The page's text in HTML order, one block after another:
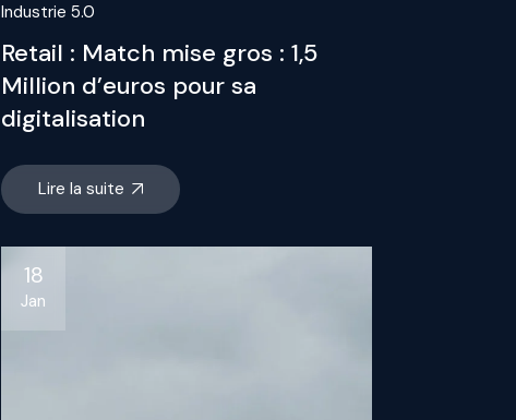
Industrie 5.0
Retail : Match mise gros : 1,5
Million d’euros pour sa
digitalisation
Lire la suite
18
Jan